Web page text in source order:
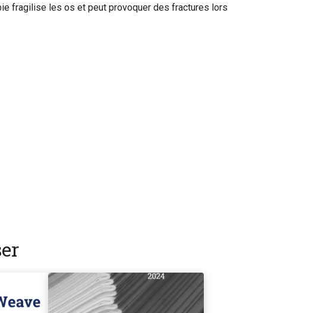
fragilise les os et peut provoquer des fractures lors